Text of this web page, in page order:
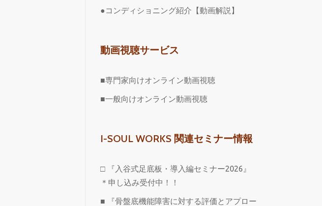
●コンディショニング紹介【動画解説】
動画視聴サービス
■専門家向けオンライン動画視聴
■一般向けオンライン動画視聴
I-SOUL WORKS 関連セミナー情報
□ 『入谷式足底板・導入編セミナー2026』
＊申し込み受付中！！
■ 『骨盤底機能障害に対する評価とアプロー